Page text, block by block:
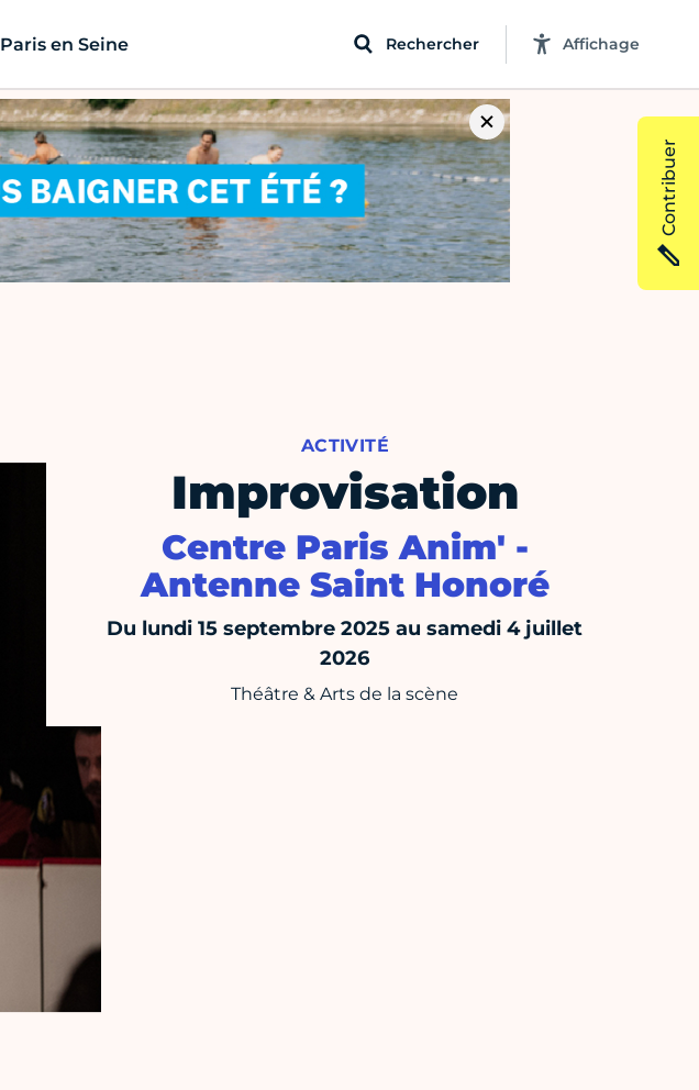
Paris en Seine Rechercher Affichage
ACTIVITÉ
Improvisation
Centre Paris Anim' -
Antenne Saint Honoré
Du lundi 15 septembre 2025 au samedi 4 juillet
2026
Théâtre & Arts de la scène
Contribuer